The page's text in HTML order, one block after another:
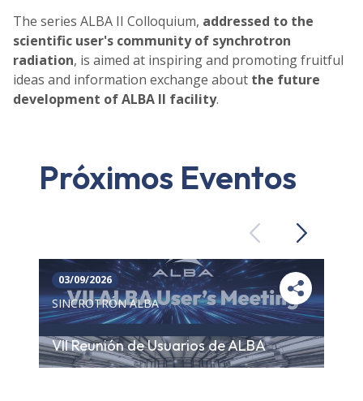
The series ALBA II Colloquium, addressed to the
scientific user's community of synchrotron
radiation, is aimed at inspiring and promoting fruitful
ideas and information exchange about the future
development of ALBA II facility.
Próximos Eventos
PreviousNext
03/09/2026
SINCROTRÓN ALBA
VII Reunión de Usuarios de ALBA